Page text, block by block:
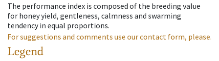
The performance index is composed of the breeding value
for honey yield, gentleness, calmness and swarming
tendency in equal proportions.
For suggestions and comments use our contact form, please.
Legend